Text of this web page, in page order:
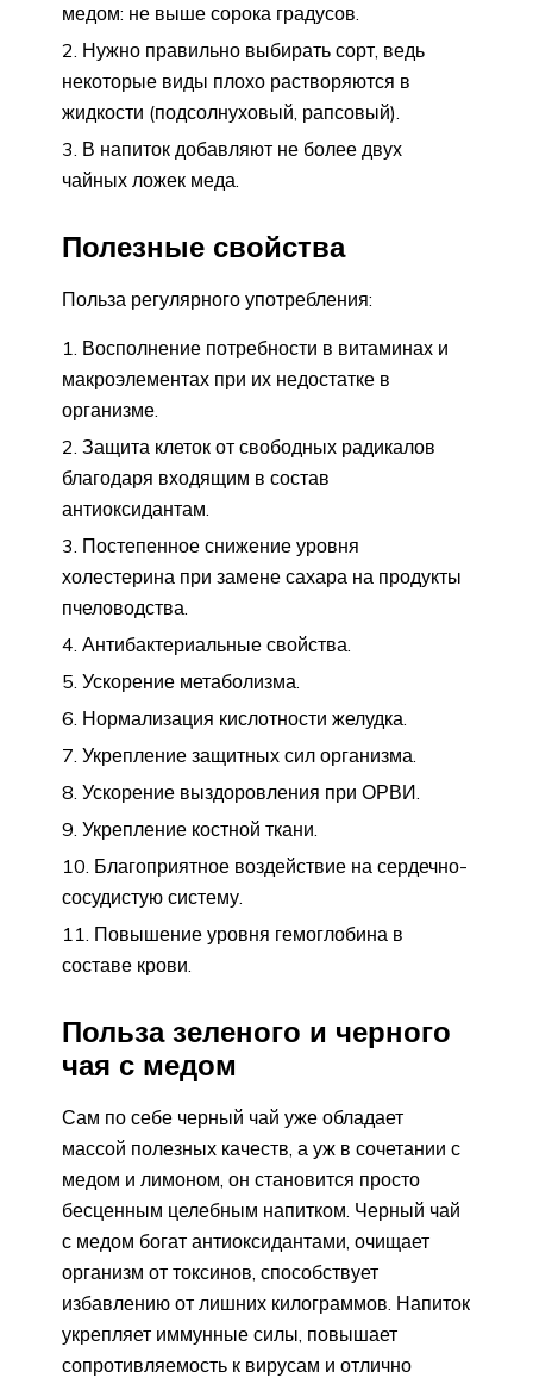
медом: не выше сорока градусов.
Нужно правильно выбирать сорт, ведь
некоторые виды плохо растворяются в
жидкости (подсолнуховый, рапсовый).
В напиток добавляют не более двух
чайных ложек меда.
Полезные свойства
Польза регулярного употребления:
Восполнение потребности в витаминах и
макроэлементах при их недостатке в
организме.
Защита клеток от свободных радикалов
благодаря входящим в состав
антиоксидантам.
Постепенное снижение уровня
холестерина при замене сахара на продукты
пчеловодства.
Антибактериальные свойства.
Ускорение метаболизма.
Нормализация кислотности желудка.
Укрепление защитных сил организма.
Ускорение выздоровления при ОРВИ.
Укрепление костной ткани.
Благоприятное воздействие на сердечно-
сосудистую систему.
Повышение уровня гемоглобина в
составе крови.
Польза зеленого и черного
чая с медом
Сам по себе черный чай уже обладает
массой полезных качеств, а уж в сочетании с
медом и лимоном, он становится просто
бесценным целебным напитком. Черный чай
с медом богат антиоксидантами, очищает
организм от токсинов, способствует
избавлению от лишних килограммов. Напиток
укрепляет иммунные силы, повышает
сопротивляемость к вирусам и отлично